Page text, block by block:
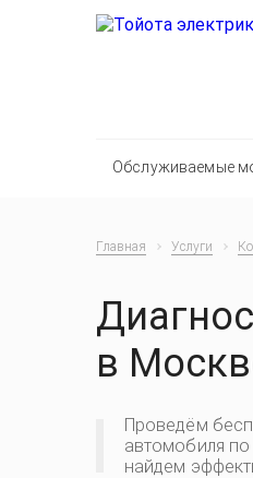
Обслуживаемые
Главная Услуги
в
Проведём
автомобиля
найдем